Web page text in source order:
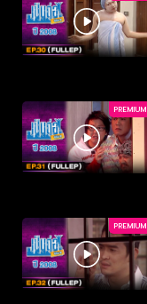
PREMIUM
PREMIUM